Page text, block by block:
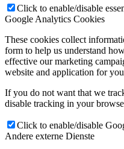
Click to enable/disable
Google Analytics Cookies
These cookies collect
form to help us understand
effective our marketing
website and application for
If you do not want that we
disable tracking in your
Click to enable/disable
Andere externe Dienste